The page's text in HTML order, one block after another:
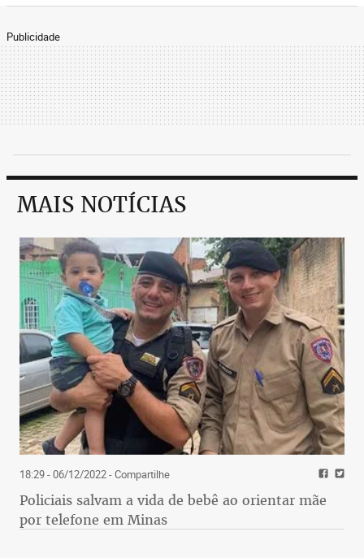
Publicidade
MAIS NOTÍCIAS
18:29 - 06/12/2022- Compartilhe
Policiais salvam a vida de bebê ao orientar mãe
por telefone em Minas